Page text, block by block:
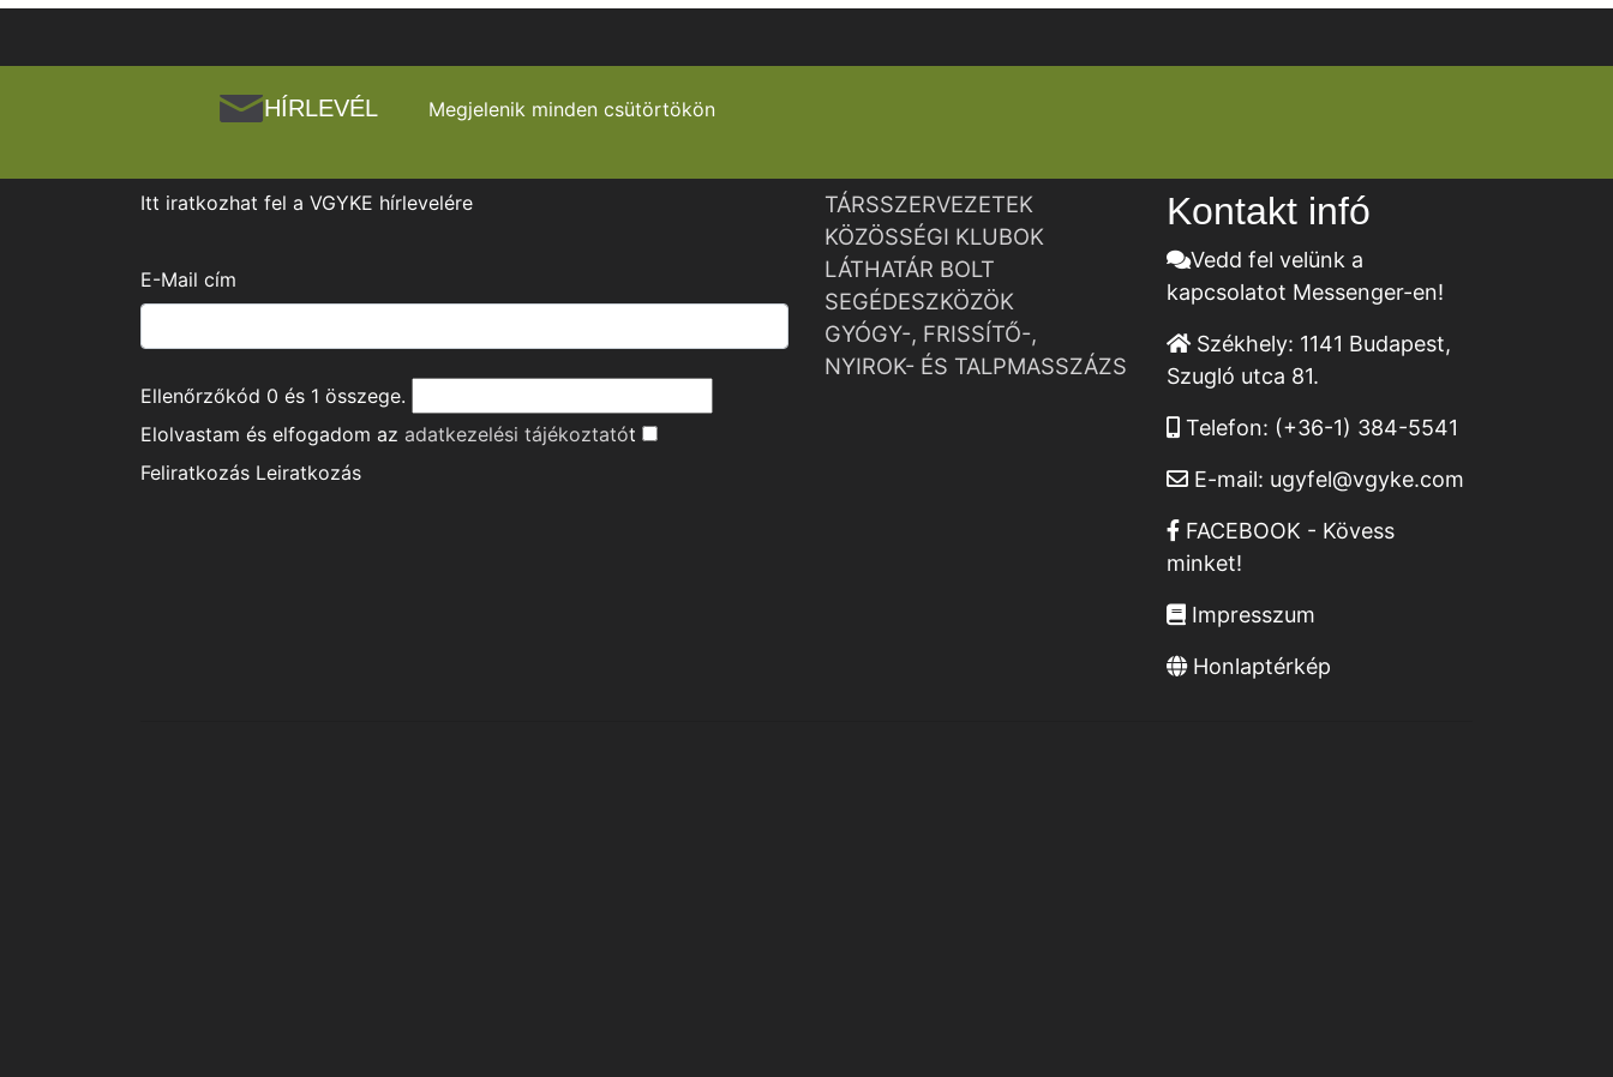
HÍRLEVÉL Megjelenik minden csütörtökön
Itt iratkozhat fel a VGYKE hírlevelére
E-Mail cím
Ellenőrzőkód 0 és 1 összege.
Elolvastam és elfogadom az adatkezelési tájékoztatót
Feliratkozás Leiratkozás
TÁRSSZERVEZETEK
KÖZÖSSÉGI KLUBOK
LÁTHATÁR BOLT
SEGÉDESZKÖZÖK
GYÓGY-, FRISSÍTŐ-,
NYIROK- ÉS TALPMASSZÁZS
Kontakt infó
Vedd fel velünk a
kapcsolatot Messenger-en!
Székhely: 1141 Budapest,
Szugló utca 81.
Telefon: (+36-1) 384-5541
E-mail: ugyfel@vgyke.com
FACEBOOK - Kövess
minket!
Impresszum
Honlaptérkép